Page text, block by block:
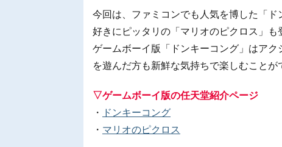
今回は、ファミコンでも人気を博した「
好きにピッタリの「マリオのピクロス」も
ゲームボーイ版「ドンキーコング」はア
を遊んだ方も新鮮な気持ちで楽しむことが
▽ゲームボーイ版の任天堂紹介ページ
・
ドンキーコング
・ マリオのピクロス